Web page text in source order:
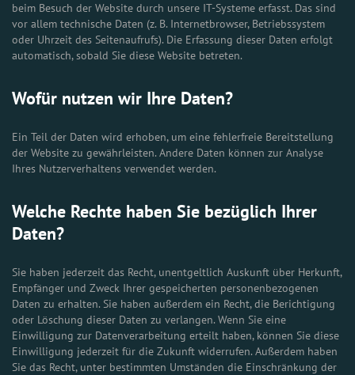
beim Besuch der Website durch unsere IT-Systeme erfasst. Das sind
vor allem technische Daten (z. B. Internetbrowser, Betriebssystem
oder Uhrzeit des Seitenaufrufs). Die Erfassung dieser Daten erfolgt
automatisch, sobald Sie diese Website betreten.
Wofür nutzen wir Ihre Daten?
Ein Teil der Daten wird erhoben, um eine fehlerfreie Bereitstellung
der Website zu gewährleisten. Andere Daten können zur Analyse
Ihres Nutzerverhaltens verwendet werden.
Welche Rechte haben Sie bezüglich Ihrer
Daten?
Sie haben jederzeit das Recht, unentgeltlich Auskunft über Herkunft,
Empfänger und Zweck Ihrer gespeicherten personenbezogenen
Daten zu erhalten. Sie haben außerdem ein Recht, die Berichtigung
oder Löschung dieser Daten zu verlangen. Wenn Sie eine
Einwilligung zur Datenverarbeitung erteilt haben, können Sie diese
Einwilligung jederzeit für die Zukunft widerrufen. Außerdem haben
Sie das Recht, unter bestimmten Umständen die Einschränkung der